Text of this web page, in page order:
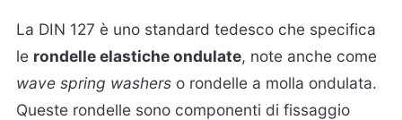
La DIN 127 è uno standard tedesco che specifica
le rondelle elastiche ondulate, note anche come
wave spring washers o rondelle a molla ondulata.
Queste rondelle sono componenti di fissaggio